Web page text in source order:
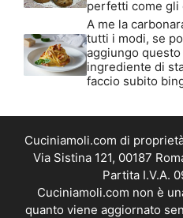
perfetti come gli
A me la
tutti i modi, se
aggiungo questo
ingrediente di
faccio subito
Cuciniamoli.com di
Via Sistina 121, 00187
Partita I.V.A.
Cuciniamoli.com non è
quanto viene aggiornato